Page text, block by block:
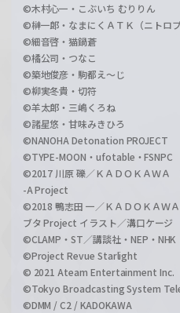
©木村心一・こぶいち むりりん
©榊一郎・なまにくＡＴＫ（ニトロプ
©細音啓・猫鍋蒼
©橘公司・つなこ
©築地俊彦・駒都え～じ
©柳実冬貴・切符
©羊太郎・三嶋くろね
©諸星悠・甘味みきひろ
©NANOHA Detonation PROJECT
©TYPE-MOON・ufotable・FSNPC
©2017 川原 礫／ＫＡＤＯＫＡＷＡ
-A Project
©2018 鴨志田 一／ＫＡＤＯＫＡＷ
ブタ Project イラスト／溝口ケージ
©CLAMP・ST／講談社・NEP・NHK
©Project Revue Starlight
© 2021 Ateam Entertainment Inc.
©Tokyo Broadcasting System
©DMM / C2 / KADOKAWA